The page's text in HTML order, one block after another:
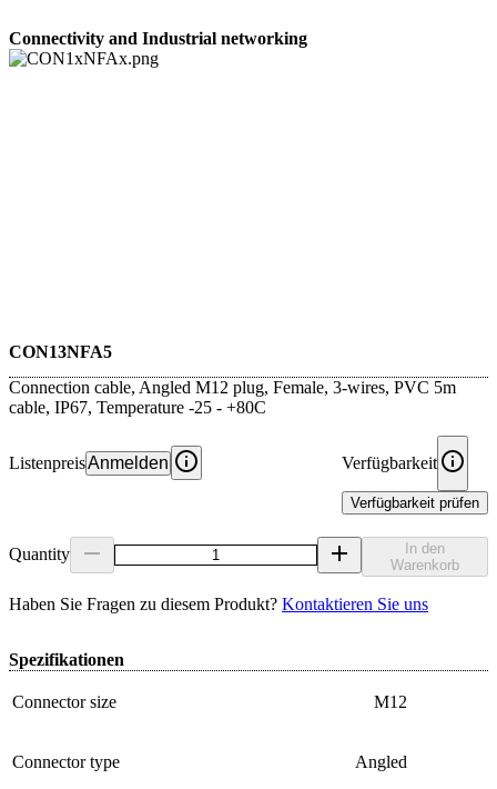
Connectivity and Industrial networking
CON13NFA5
Connection cable, Angled M12 plug, Female, 3-wires, PVC 5m
cable, IP67, Temperature -25 - +80C
ListenpreisAnmelden Verfügbarkeit
Verfügbarkeit prüfen
Quantity
In den
Warenkorb
Haben Sie Fragen zu diesem Produkt? Kontaktieren Sie uns
Spezifikationen
Connector size M12
Connector type Angled